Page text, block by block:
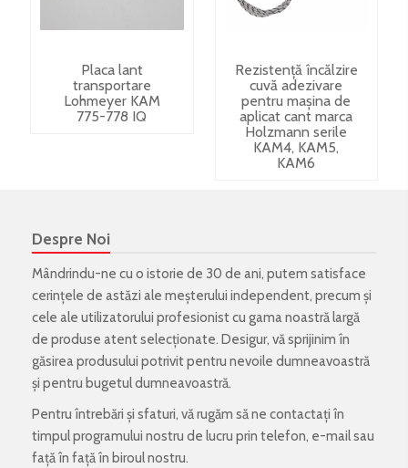
Placa lant
transportare
Lohmeyer KAM
775-778 IQ
Rezistență încălzire
cuvă adezivare
pentru mașina de
aplicat cant marca
Holzmann serile
KAM4, KAM5,
KAM6
Despre Noi
Mândrindu-ne cu o istorie de 30 de ani, putem satisface
cerințele de astăzi ale meșterului independent, precum și
cele ale utilizatorului profesionist cu gama noastră largă
de produse atent selecționate. Desigur, vă sprijinim în
găsirea produsului potrivit pentru nevoile dumneavoastră
și pentru bugetul dumneavoastră.
Pentru întrebări și sfaturi, vă rugăm să ne contactați în
timpul programului nostru de lucru prin telefon, e-mail sau
față în față în biroul nostru.